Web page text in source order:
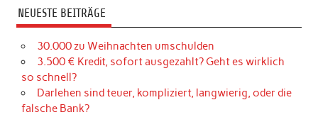
NEUESTE BEITRÄGE
30.000 zu Weihnachten umschulden
3.500 € Kredit, sofort ausgezahlt? Geht es wirklich
so schnell?
Darlehen sind teuer, kompliziert, langwierig, oder die
falsche Bank?